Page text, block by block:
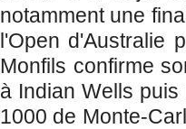
notamment une
l'Open d'Australie
Monfils confirme
à Indian Wells
1000 de Monte-